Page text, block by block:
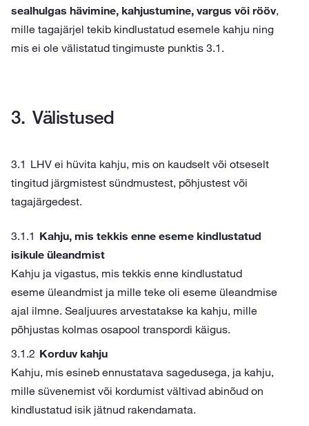
sealhulgas hävimine, kahjustumine, vargus või rööv,
mille tagajärjel tekib kindlustatud esemele kahju ning
mis ei ole välistatud tingimuste punktis 3.1.
Välistused
LHV ei hüvita kahju, mis on kaudselt või otseselt
tingitud järgmistest sündmustest, põhjustest või
tagajärgedest.
Kahju, mis tekkis enne eseme kindlustatud
isikule üleandmist
Kahju ja vigastus, mis tekkis enne kindlustatud
eseme üleandmist ja mille teke oli eseme üleandmise
ajal ilmne. Sealjuures arvestatakse ka kahju, mille
põhjustas kolmas osapool transpordi käigus.
Korduv kahju
Kahju, mis esineb ennustatava sagedusega, ja kahju,
mille süvenemist või kordumist vältivad abinõud on
kindlustatud isik jätnud rakendamata.